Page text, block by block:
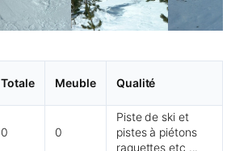
Totale Meuble Qualité
0 0
Piste de ski et
pistes à piétons
raquettes etc ...